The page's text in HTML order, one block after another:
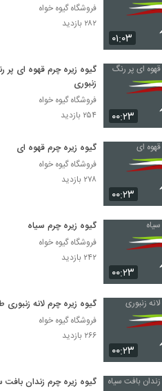
۰۱:۰۳
فروشگاه گیوه خواه
۲۸۲ بازدید
۰۰:۲۳
گیوه زیره چرم قهوه ای پر
زنبوری
فروشگاه گیوه خواه
۲۵۴ بازدید
۰۰:۲۳
گیوه زیره چرم قهوه ای
فروشگاه گیوه خواه
۲۷۸ بازدید
۰۰:۲۳
گیوه زیره چرم سیاه
فروشگاه گیوه خواه
۲۴۲ بازدید
۰۰:۲۳
گیوه زیره چرم لانه
فروشگاه گیوه خواه
۲۶۶ بازدید
گیوه زیره چرم زندان بافت